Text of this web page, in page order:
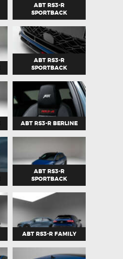
ABT RS3-R
SPORTBACK
ABT RS3-R
SPORTBACK
ABT RS3-R BERLINE
ABT RS3-R
SPORTBACK
ABT RS3-R FAMILY